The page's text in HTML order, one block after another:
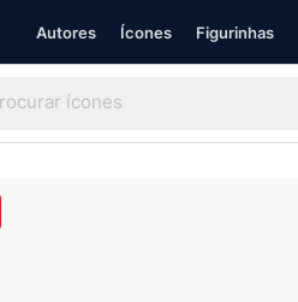
Autores Ícones Figurinhas